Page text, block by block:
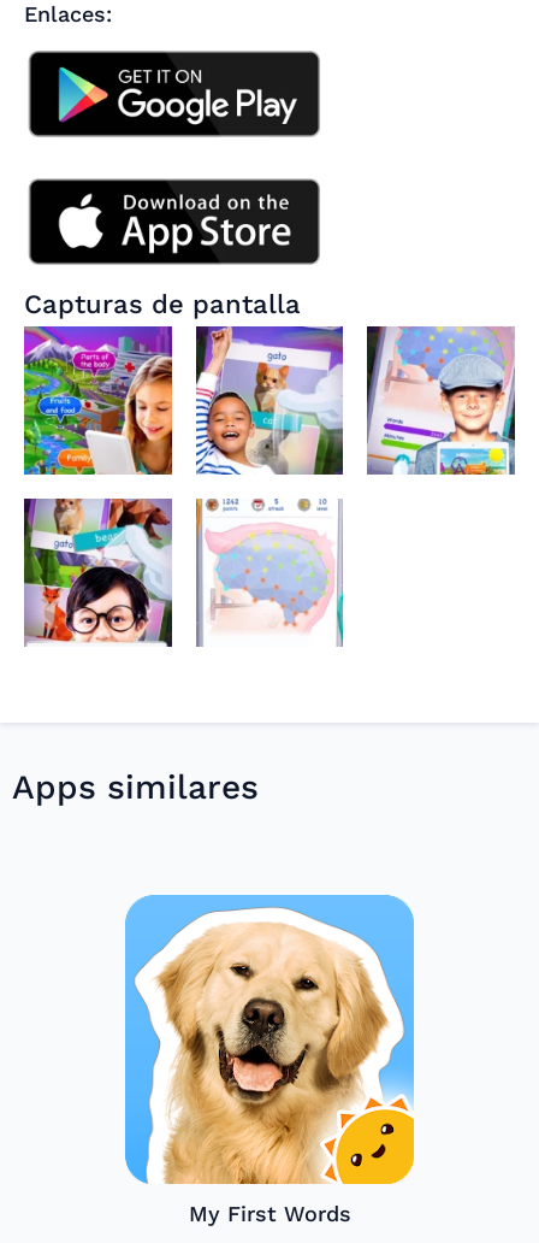
Enlaces:
Capturas de pantalla
Apps similares
My First Words